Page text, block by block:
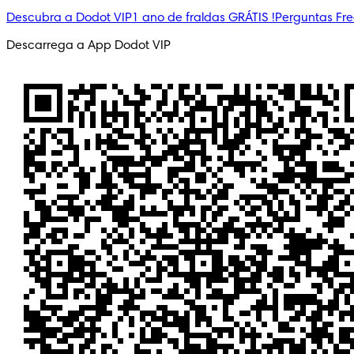
Descubra a Dodot VIP1 ano de fraldas GRÁTIS !Perguntas
Descarrega a App Dodot VIP